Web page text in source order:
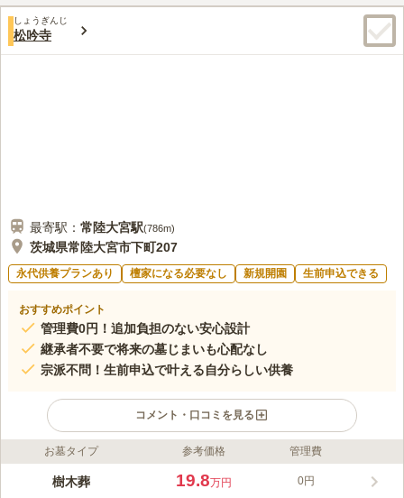
口コミ評価
みんなの評価
50代男性
お供え物は1キロほど離れているホームセンターで購入できるの
しょうぎんじ
松吟寺
最寄駅： 常陸大宮駅(786m)
茨城県常陸大宮市下町207
永代供養プランあり 檀家になる必要なし 新規開園 生前申込できる
おすすめポイント
管理費0円！追加負担のない安心設計
継承者不要で将来の墓じまいも心配なし
宗派不問！生前申込で叶える自分らしい供養
コメント・口コミを見る
ライフドット編集部のコメント
建治2年（1276年）に創建された松吟寺は、水戸徳川家ゆかりの
お墓タイプ 参考価格 管理費
樹木葬 19.8万円 0円